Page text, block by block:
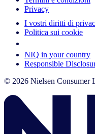
Privacy
I vostri diritti di
Politica sui cookie
NIQ in your country
Responsible
© 2026 Nielsen Consumer